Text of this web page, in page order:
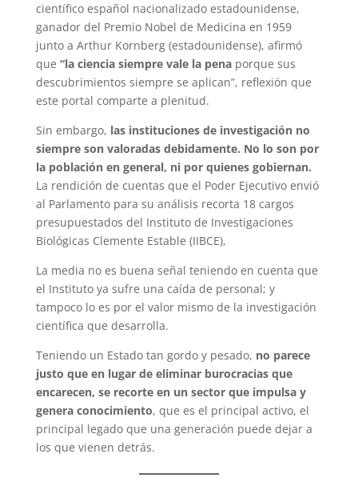
científico español nacionalizado estadounidense,
ganador del Premio Nobel de Medicina en 1959
junto a Arthur Kornberg (estadounidense), afirmó
que “la ciencia siempre vale la penaporque sus
descubrimientos siempre se aplican”, reflexión que
este portal comparte a plenitud.
Sin embargo, las instituciones de investigación no
siempre son valoradas debidamente. No lo son por
la población en general, ni por quienes gobiernan.
La rendición de cuentas que el Poder Ejecutivo envió
al Parlamento para su análisis recorta 18 cargos
presupuestados del Instituto de Investigaciones
Biológicas Clemente Estable (IIBCE),
La media no es buena señal teniendo en cuenta que
el Instituto ya sufre una caída de personal; y
tampoco lo es por el valor mismo de la investigación
científica que desarrolla.
Teniendo un Estado tan gordo y pesado, no parece
justo que en lugar de eliminar burocracias que
encarecen, se recorte en un sector que impulsa y
genera conocimiento, que es el principal activo, el
principal legado que una generación puede dejar a
los que vienen detrás.